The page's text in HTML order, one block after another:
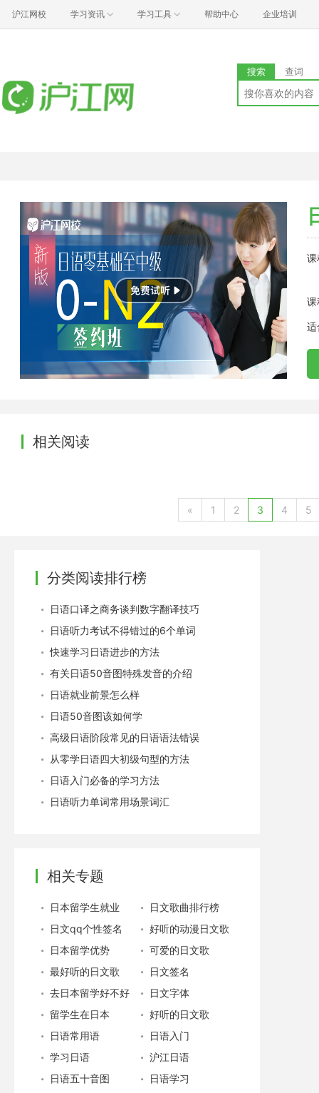
沪江网校 学习资讯 学习工具 帮助中心 企业培训
搜索 查词
课
课
适
相关阅读
« 1 2 3 4 5
分类阅读排行榜
日语口译之商务谈判数字翻译技巧
日语听力考试不得错过的6个单词
快速学习日语进步的方法
有关日语50音图特殊发音的介绍
日语就业前景怎么样
日语50音图该如何学
高级日语阶段常见的日语语法错误
从零学日语四大初级句型的方法
日语入门必备的学习方法
日语听力单词常用场景词汇
相关专题
日本留学生就业
日文歌曲排行榜
日文qq个性签名
好听的动漫日文歌
日本留学优势
可爱的日文歌
最好听的日文歌
日文签名
去日本留学好不好
日文字体
留学生在日本
好听的日文歌
日语常用语
日语入门
学习日语
沪江日语
日语五十音图
日语学习